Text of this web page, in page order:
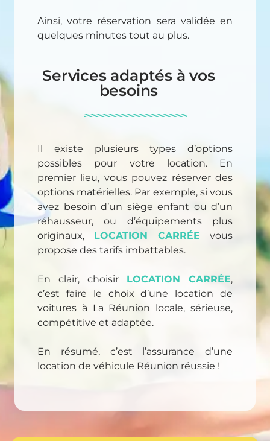
Ainsi, votre réservation sera validée en
quelques minutes tout au plus.
Services adaptés à vos
besoins
Il existe plusieurs types d’options
possibles pour votre location. En
premier lieu, vous pouvez réserver des
options matérielles. Par exemple, si vous
avez besoin d’un siège enfant ou d’un
réhausseur, ou d’équipements plus
originaux, LOCATION CARRÉE vous
propose des tarifs imbattables.
En clair, choisir LOCATION CARRÉE,
c’est faire le choix d’une location de
voitures à La Réunion locale, sérieuse,
compétitive et adaptée.
En résumé, c’est l’assurance d’une
location de véhicule Réunion réussie !